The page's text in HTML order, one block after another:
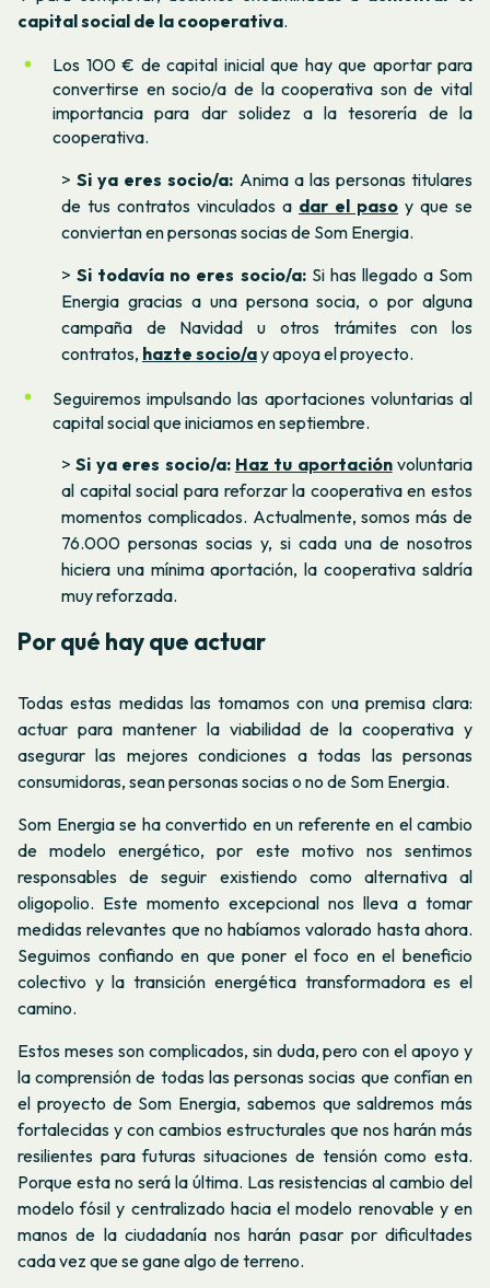
capital social de la cooperativa.
Los 100 € de capital inicial que hay que aportar para
convertirse en socio/a de la cooperativa son de vital
importancia para dar solidez a la tesorería de la
cooperativa.
> Si ya eres socio/a: Anima a las personas titulares
de tus contratos vinculados a dar el paso y que se
conviertan en personas socias de Som Energia.
> Si todavía no eres socio/a: Si has llegado a Som
Energia gracias a una persona socia, o por alguna
campaña de Navidad u otros trámites con los
contratos, hazte socio/ay apoya el proyecto.
Seguiremos impulsando las aportaciones voluntarias al
capital social que iniciamos en septiembre.
> Si ya eres socio/a: Haz tu aportaciónvoluntaria
al capital social para reforzar la cooperativa en estos
momentos complicados. Actualmente, somos más de
76.000 personas socias y, si cada una de nosotros
hiciera una mínima aportación, la cooperativa saldría
muy reforzada.
Por qué hay que actuar
Todas estas medidas las tomamos con una premisa clara:
actuar para mantenerla viabilidad de la cooperativa y
asegurar las mejores condiciones a todas las personas
consumidoras, sean personas socias o no de Som Energia.
Som Energia se ha convertido en un referente en el cambio
de modelo energético, por este motivo nos sentimos
responsables de seguir existiendo como alternativa al
oligopolio. Este momento excepcional nos lleva a tomar
medidas relevantes que no habíamos valorado hasta ahora.
Seguimos confiando en que poner el foco en el beneficio
colectivo y la transición energética transformadora es el
camino.
Estos meses son complicados, sin duda, pero con el apoyo y
la comprensión de todas las personas socias que confían en
el proyecto de Som Energia, sabemos que saldremos más
fortalecidas y con cambios estructurales que nos harán más
resilientes para futuras situaciones de tensión como esta.
Porque esta no será la última. Las resistencias al cambio del
modelo fósil y centralizado hacia el modelo renovable y en
manos de la ciudadanía nos harán pasar por dificultades
cada vez que se gane algo de terreno.